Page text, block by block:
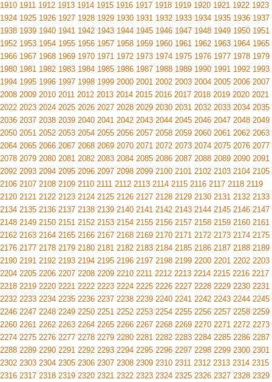
1910 1911 1912 1913 1914 1915 1916 1917 1918 1919 1920 1921 1922 1923
1924 1925 1926 1927 1928 1929 1930 1931 1932 1933 1934 1935 1936 1937
1938 1939 1940 1941 1942 1943 1944 1945 1946 1947 1948 1949 1950 1951
1952 1953 1954 1955 1956 1957 1958 1959 1960 1961 1962 1963 1964 1965
1966 1967 1968 1969 1970 1971 1972 1973 1974 1975 1976 1977 1978 1979
1980 1981 1982 1983 1984 1985 1986 1987 1988 1989 1990 1991 1992 1993
1994 1995 1996 1997 1998 1999 2000 2001 2002 2003 2004 2005 2006 2007
2008 2009 2010 2011 2012 2013 2014 2015 2016 2017 2018 2019 2020 2021
2022 2023 2024 2025 2026 2027 2028 2029 2030 2031 2032 2033 2034 2035
2036 2037 2038 2039 2040 2041 2042 2043 2044 2045 2046 2047 2048 2049
2050 2051 2052 2053 2054 2055 2056 2057 2058 2059 2060 2061 2062 2063
2064 2065 2066 2067 2068 2069 2070 2071 2072 2073 2074 2075 2076 2077
2078 2079 2080 2081 2082 2083 2084 2085 2086 2087 2088 2089 2090 2091
2092 2093 2094 2095 2096 2097 2098 2099 2100 2101 2102 2103 2104 2105
2106 2107 2108 2109 2110 2111 2112 2113 2114 2115 2116 2117 2118 2119
2120 2121 2122 2123 2124 2125 2126 2127 2128 2129 2130 2131 2132 2133
2134 2135 2136 2137 2138 2139 2140 2141 2142 2143 2144 2145 2146 2147
2148 2149 2150 2151 2152 2153 2154 2155 2156 2157 2158 2159 2160 2161
2162 2163 2164 2165 2166 2167 2168 2169 2170 2171 2172 2173 2174 2175
2176 2177 2178 2179 2180 2181 2182 2183 2184 2185 2186 2187 2188 2189
2190 2191 2192 2193 2194 2195 2196 2197 2198 2199 2200 2201 2202 2203
2204 2205 2206 2207 2208 2209 2210 2211 2212 2213 2214 2215 2216 2217
2218 2219 2220 2221 2222 2223 2224 2225 2226 2227 2228 2229 2230 2231
2232 2233 2234 2235 2236 2237 2238 2239 2240 2241 2242 2243 2244 2245
2246 2247 2248 2249 2250 2251 2252 2253 2254 2255 2256 2257 2258 2259
2260 2261 2262 2263 2264 2265 2266 2267 2268 2269 2270 2271 2272 2273
2274 2275 2276 2277 2278 2279 2280 2281 2282 2283 2284 2285 2286 2287
2288 2289 2290 2291 2292 2293 2294 2295 2296 2297 2298 2299 2300 2301
2302 2303 2304 2305 2306 2307 2308 2309 2310 2311 2312 2313 2314 2315
2316 2317 2318 2319 2320 2321 2322 2323 2324 2325 2326 2327 2328 2329